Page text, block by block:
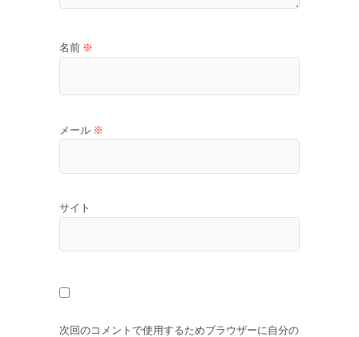
名前 ※
メール ※
サイト
次回のコメントで使用するためブラウザーに自分の